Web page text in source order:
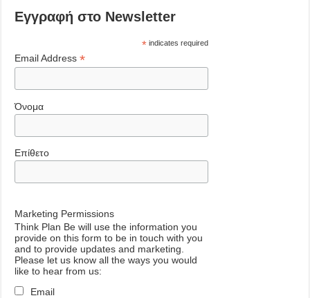
Εγγραφή στο Newsletter
*indicates required
Email Address*
Όνομα
Επίθετο
Marketing Permissions
Think Plan Be will use the information you
provide on this form to be in touch with you
and to provide updates and marketing.
Please let us know all the ways you would
like to hear from us:
Email